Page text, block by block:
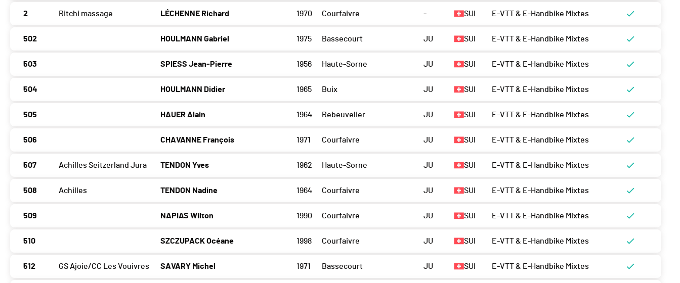
2 Ritchi massage LÉCHENNE Richard 1970 Courfaivre - SUI E-VTT & E-Handbike Mixtes
502 HOULMANN Gabriel 1975 Bassecourt JU SUI E-VTT & E-Handbike Mixtes
503 SPIESS Jean-Pierre 1956 Haute-Sorne JU SUI E-VTT & E-Handbike Mixtes
504 HOULMANN Didier 1965 Buix JU SUI E-VTT & E-Handbike Mixtes
505 HAUER Alain 1964 Rebeuvelier JU SUI E-VTT & E-Handbike Mixtes
506 CHAVANNE François 1971 Courfaivre JU SUI E-VTT & E-Handbike Mixtes
507 Achilles Seitzerland Jura TENDON Yves 1962 Haute-Sorne JU SUI E-VTT & E-Handbike Mixtes
508 Achilles TENDON Nadine 1964 Courfaivre JU SUI E-VTT & E-Handbike Mixtes
509 NAPIAS Wilton 1990 Courfaivre JU SUI E-VTT & E-Handbike Mixtes
510 SZCZUPACK Océane 1998 Courfaivre JU SUI E-VTT & E-Handbike Mixtes
512 GS Ajoie/CC Les Vouivres SAVARY Michel 1971 Bassecourt JU SUI E-VTT & E-Handbike Mixtes